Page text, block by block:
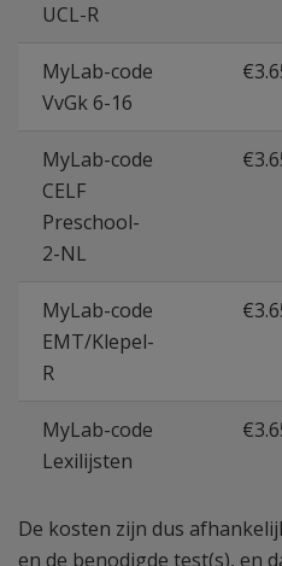
UCL-R
MyLab-code
VvGk 6-16
MyLab-code
CELF
Preschool-
2-NL
MyLab-code
EMT/Klepel-
R
MyLab-code
Lexilijsten
De kosten zijn dus
en de benodigde test(s), en